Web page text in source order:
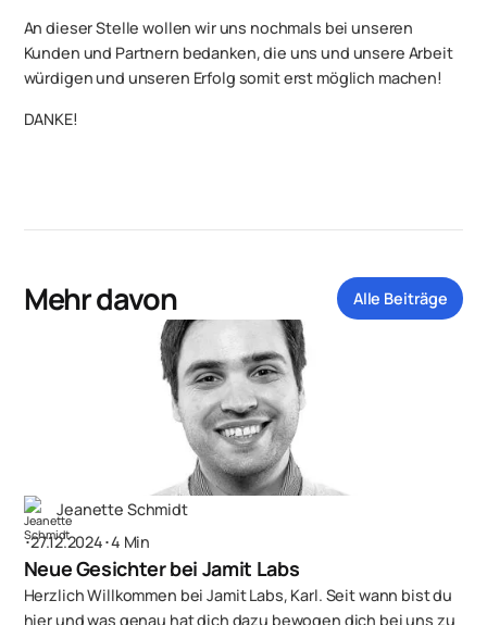
An dieser Stelle wollen wir uns nochmals bei unseren
Kunden und Partnern bedanken, die uns und unsere Arbeit
würdigen und unseren Erfolg somit erst möglich machen!
DANKE!
Mehr davon Alle Beiträge
Jeanette Schmidt
･27.12.2024･4 Min
Neue Gesichter bei Jamit Labs
Herzlich Willkommen bei Jamit Labs, Karl. Seit wann bist du
hier und was genau hat dich dazu bewogen dich bei uns zu